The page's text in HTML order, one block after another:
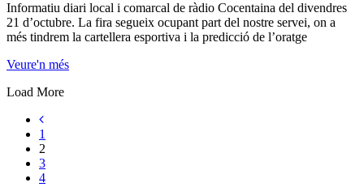
Informatiu diari local i comarcal de ràdio Cocentaina del divendres
21 d’octubre. La fira segueix ocupant part del nostre servei, on a
més tindrem la cartellera esportiva i la predicció de l’oratge
Veure'n més
Load More
1
2
3
4